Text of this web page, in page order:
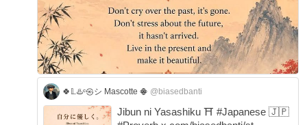
🍀𝕃♨️ᶜ㉿シ Mascotte 𖠁 @biasedbanti
Jibun ni Yasashiku ⛩️ #Japanese 🇯🇵